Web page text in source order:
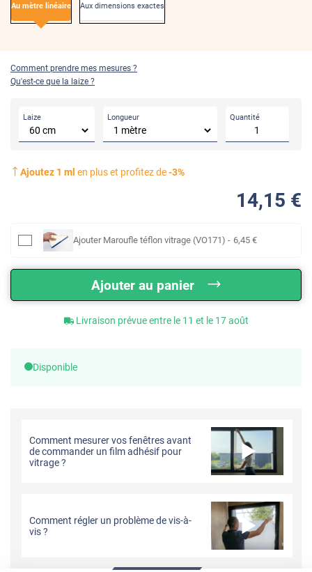
Au mètre linéaire Aux dimensions exactes
Comment prendre mes mesures ?
Qu'est-ce que la laize ?
Laize Longueur Quantité
Ajoutez 1 ml en plus et profitez de-3%
14,15 €
Ajouter Maroufle téflon vitrage (VO171) - 6,45 €
Ajouter au panier
Livraison prévue entre le 11 et le 17 août
Disponible
Comment mesurer vos fenêtres avant
de commander un film adhésif pour
vitrage ?
Comment régler un problème de vis-à-
vis ?